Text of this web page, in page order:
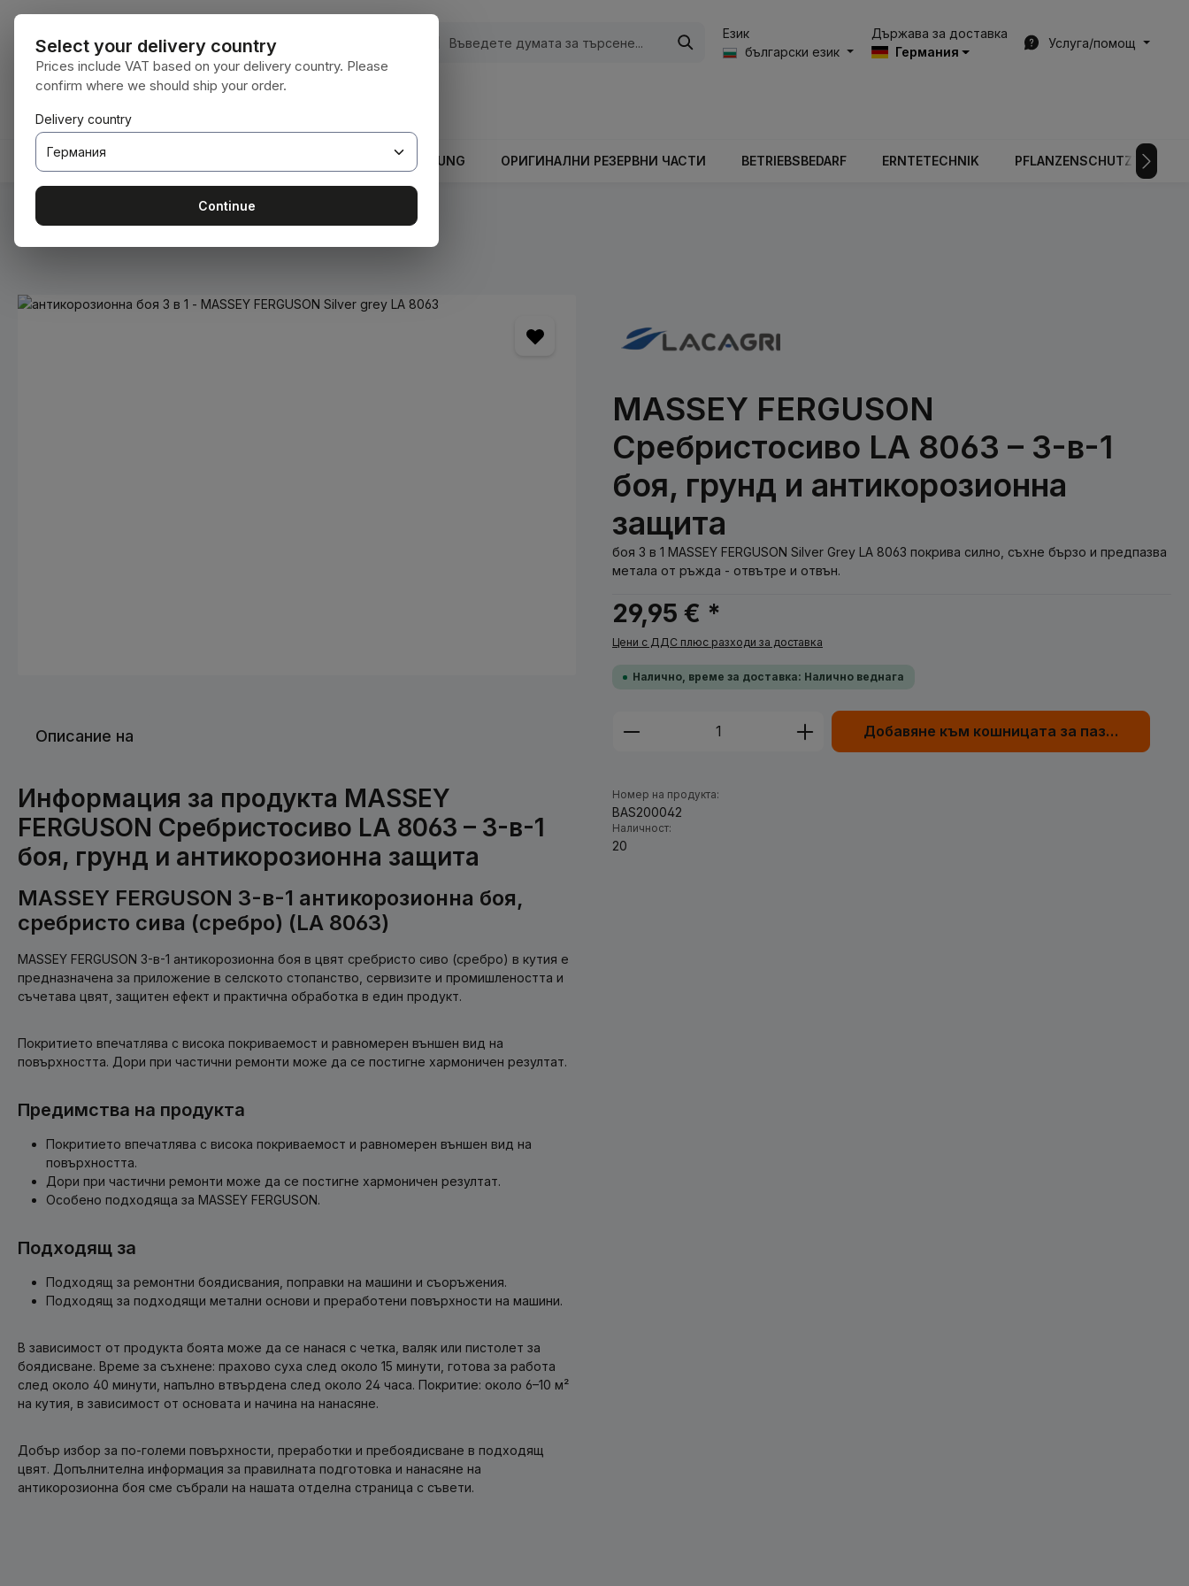
към основното съдържание
Преминете към търсенето
Преминете към основната навигация
Език
български език
Държава за доставка
Германия
Услуга/помощ
НАЧАЛНА СТРАНИЦА BODENBEARBEITUNG ОРИГИНАЛНИ РЕЗЕРВНИ ЧАСТИ BETRIEBSBEDARF ERNTETECHNIK PFLANZENSCHUTZTECHNIK
Вие сте тук: Бои и лакове
Пропуснете галерия с изображения
MASSEY FERGUSON
Сребристосиво LA 8063 – 3-в-1
боя, грунд и антикорозионна
защита
боя 3 в 1 MASSEY FERGUSON Silver Grey LA 8063 покрива силно, съхне бързо и предпазва
метала от ръжда - отвътре и отвън.
29,95 € *
Цени с ДДС плюс разходи за доставка
Налично, време за доставка: Налично веднага
Количество на продукта: Въведете желаната сума
Добавяне към кошницата за пазаруване
Номер на продукта:
BAS200042
Наличност:
20
Описание на
Информация за продукта MASSEY
FERGUSON Сребристосиво LA 8063 – 3-в-1
боя, грунд и антикорозионна защита
MASSEY FERGUSON 3-в-1 антикорозионна боя,
сребристо сива (сребро) (LA 8063)
MASSEY FERGUSON 3-в-1 антикорозионна боя в цвят сребристо сиво (сребро) в кутия е
предназначена за приложение в селското стопанство, сервизите и промишлеността и
съчетава цвят, защитен ефект и практична обработка в един продукт.
Покритието впечатлява с висока покриваемост и равномерен външен вид на
повърхността. Дори при частични ремонти може да се постигне хармоничен резултат.
Предимства на продукта
Покритието впечатлява с висока покриваемост и равномерен външен вид на
повърхността.
Дори при частични ремонти може да се постигне хармоничен резултат.
Особено подходяща за MASSEY FERGUSON.
Подходящ за
Подходящ за ремонтни боядисвания, поправки на машини и съоръжения.
Подходящ за подходящи метални основи и преработени повърхности на машини.
В зависимост от продукта боята може да се нанася с четка, валяк или пистолет за
боядисване. Време за съхнене: прахово суха след около 15 минути, готова за работа
след около 40 минути, напълно втвърдена след около 24 часа. Покритие: около 6–10 м²
на кутия, в зависимост от основата и начина на нанасяне.
Добър избор за по-големи повърхности, преработки и пребоядисване в подходящ
цвят. Допълнителна информация за правилната подготовка и нанасяне на
антикорозионна боя сме събрали на нашата отделна страница с съвети.
Select your delivery country
Prices include VAT based on your delivery country. Please
confirm where we should ship your order.
Delivery country
Continue